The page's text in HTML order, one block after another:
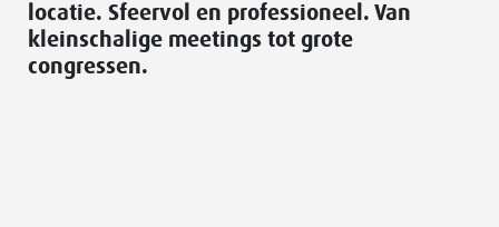
locatie. Sfeervol en professioneel. Van
kleinschalige meetings tot grote
congressen.